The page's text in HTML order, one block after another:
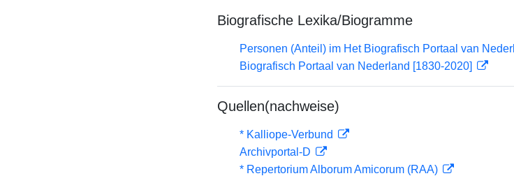
Biografische Lexika/Biogramme
Personen (Anteil) im Het Biografisch Portaal van
Biografisch Portaal van Nederland [1830-2020]
Quellen(nachweise)
* Kalliope-Verbund
Archivportal-D
* Repertorium Alborum Amicorum (RAA)